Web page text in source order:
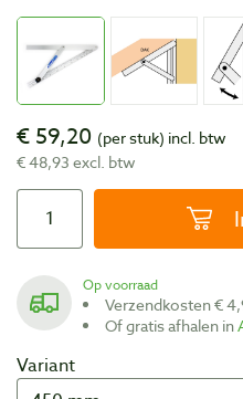
€ 59,20 (per stuk) incl. btw
€ 48,93 excl. btw
Op voorraad
Verzendkosten €
Of gratis afhalen in
Variant